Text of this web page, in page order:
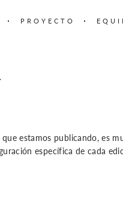
PROYECTO
estamos publicando, es
específica de cada